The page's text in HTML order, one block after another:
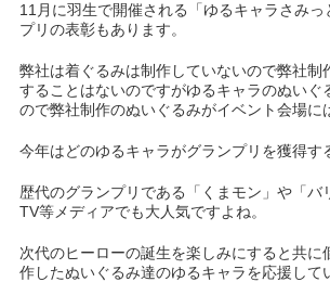
11月に羽生で開催される「ゆるキャラさみっ
プリの表彰もあります。
弊社は着ぐるみは制作していないので弊社制
することはないのですがゆるキャラのぬいぐ
ので弊社制作のぬいぐるみがイベント会場に
今年はどのゆるキャラがグランプリを獲得す
歴代のグランプリである「くまモン」や「バ
TV等メディアでも大人気ですよね。
次代のヒーローの誕生を楽しみにすると共に
作したぬいぐるみ達のゆるキャラを応援して